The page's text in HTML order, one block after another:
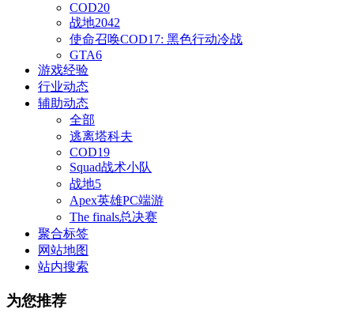
COD20
战地2042
使命召唤COD17: 黑色行动冷战
GTA6
游戏经验
行业动态
辅助动态
全部
逃离塔科夫
COD19
Squad战术小队
战地5
Apex英雄PC端游
The finals总决赛
聚合标签
网站地图
站内搜索
为您推荐